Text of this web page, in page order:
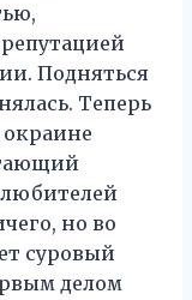
Подняться
Теперь
но во
суровый
делом